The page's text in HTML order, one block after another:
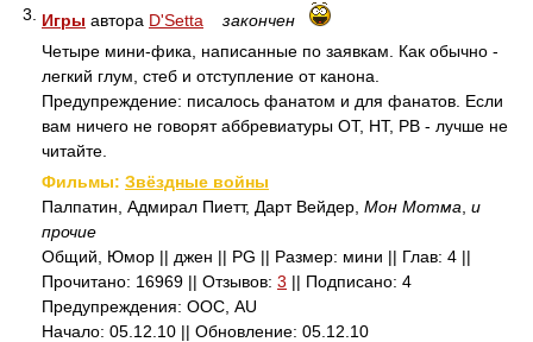
3. Игры автора D'Setta
закончен
Четыре мини-фика, написанные по заявкам. Как обычно -
легкий глум, стеб и отступление от канона.
Предупреждение: писалось фанатом и для фанатов. Если
вам ничего не говорят аббревиатуры ОТ, НТ, РВ - лучше не
читайте.
Фильмы: Звёздные войны
Палпатин, Адмирал Пиетт, Дарт Вейдер, Мон Мотма и
прочие
Общий, Юмор || джен || PG || Размер: мини || Глав: 4 ||
Прочитано: 16969 || Отзывов: 3 || Подписано: 4
Предупреждения: ООС, AU
Начало: 05.12.10 || Обновление: 05.12.10